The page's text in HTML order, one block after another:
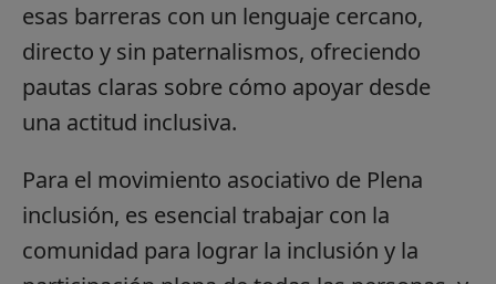
esas barreras con un lenguaje cercano,
directo y sin paternalismos, ofreciendo
pautas claras sobre cómo apoyar desde
una actitud inclusiva.
Para el movimiento asociativo de Plena
inclusión, es esencial trabajar con la
comunidad para lograr la inclusión y la